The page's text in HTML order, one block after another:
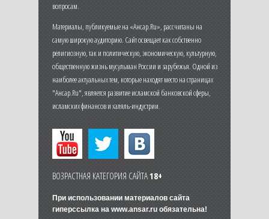
вопросам.
Материалы, публикуемые на «Ансар.Ru», рассчитаны на
самую широкую аудиторию. Сайт освещает как собственно
религиозную, так и политическую, экономическую, культурную,
общественную жизнь мусульман России и зарубежья. Одной из
наиболее актуальных тем, которые находят место на страницах
"Ансар.Ru", является развитие исламской банковской сферы,
исламских финансов и халяль-индустрии.
ВОЗРАСТНАЯ КАТЕГОРИЯ САЙТА18+
При использовании материалов сайта
гиперссылка на www.ansar.ruобязательна!